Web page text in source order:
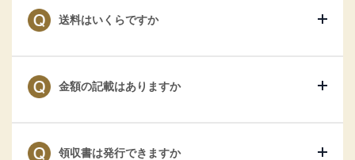
送料はいくらですか
金額の記載はありますか
領収書は発行できますか